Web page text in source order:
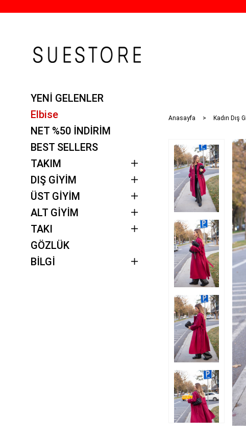
YENİ GELENLER
Elbise
NET %50 İNDİRİM
BEST SELLERS
TAKIM
DIŞ GİYİM
ÜST GİYİM
ALT GİYİM
TAKI
GÖZLÜK
BİLGİ
Anasayfa Kadın Dış